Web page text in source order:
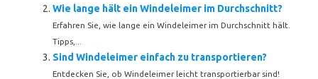
Wie lange hält ein Windeleimer im Durchschnitt?
Erfahren Sie, wie lange ein Windeleimer im Durchschnitt hält.
Tipps,...
Sind Windeleimer einfach zu transportieren?
Entdecken Sie, ob Windeleimer leicht transportierbar sind!